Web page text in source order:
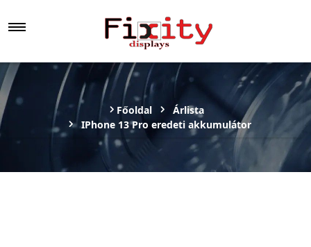
Főoldal
Árlista
IPhone 13 Pro eredeti akkumulátor